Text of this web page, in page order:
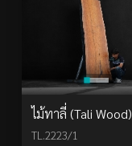
ไม้ทาลี่ (Tali Wood)
TL.2223/1